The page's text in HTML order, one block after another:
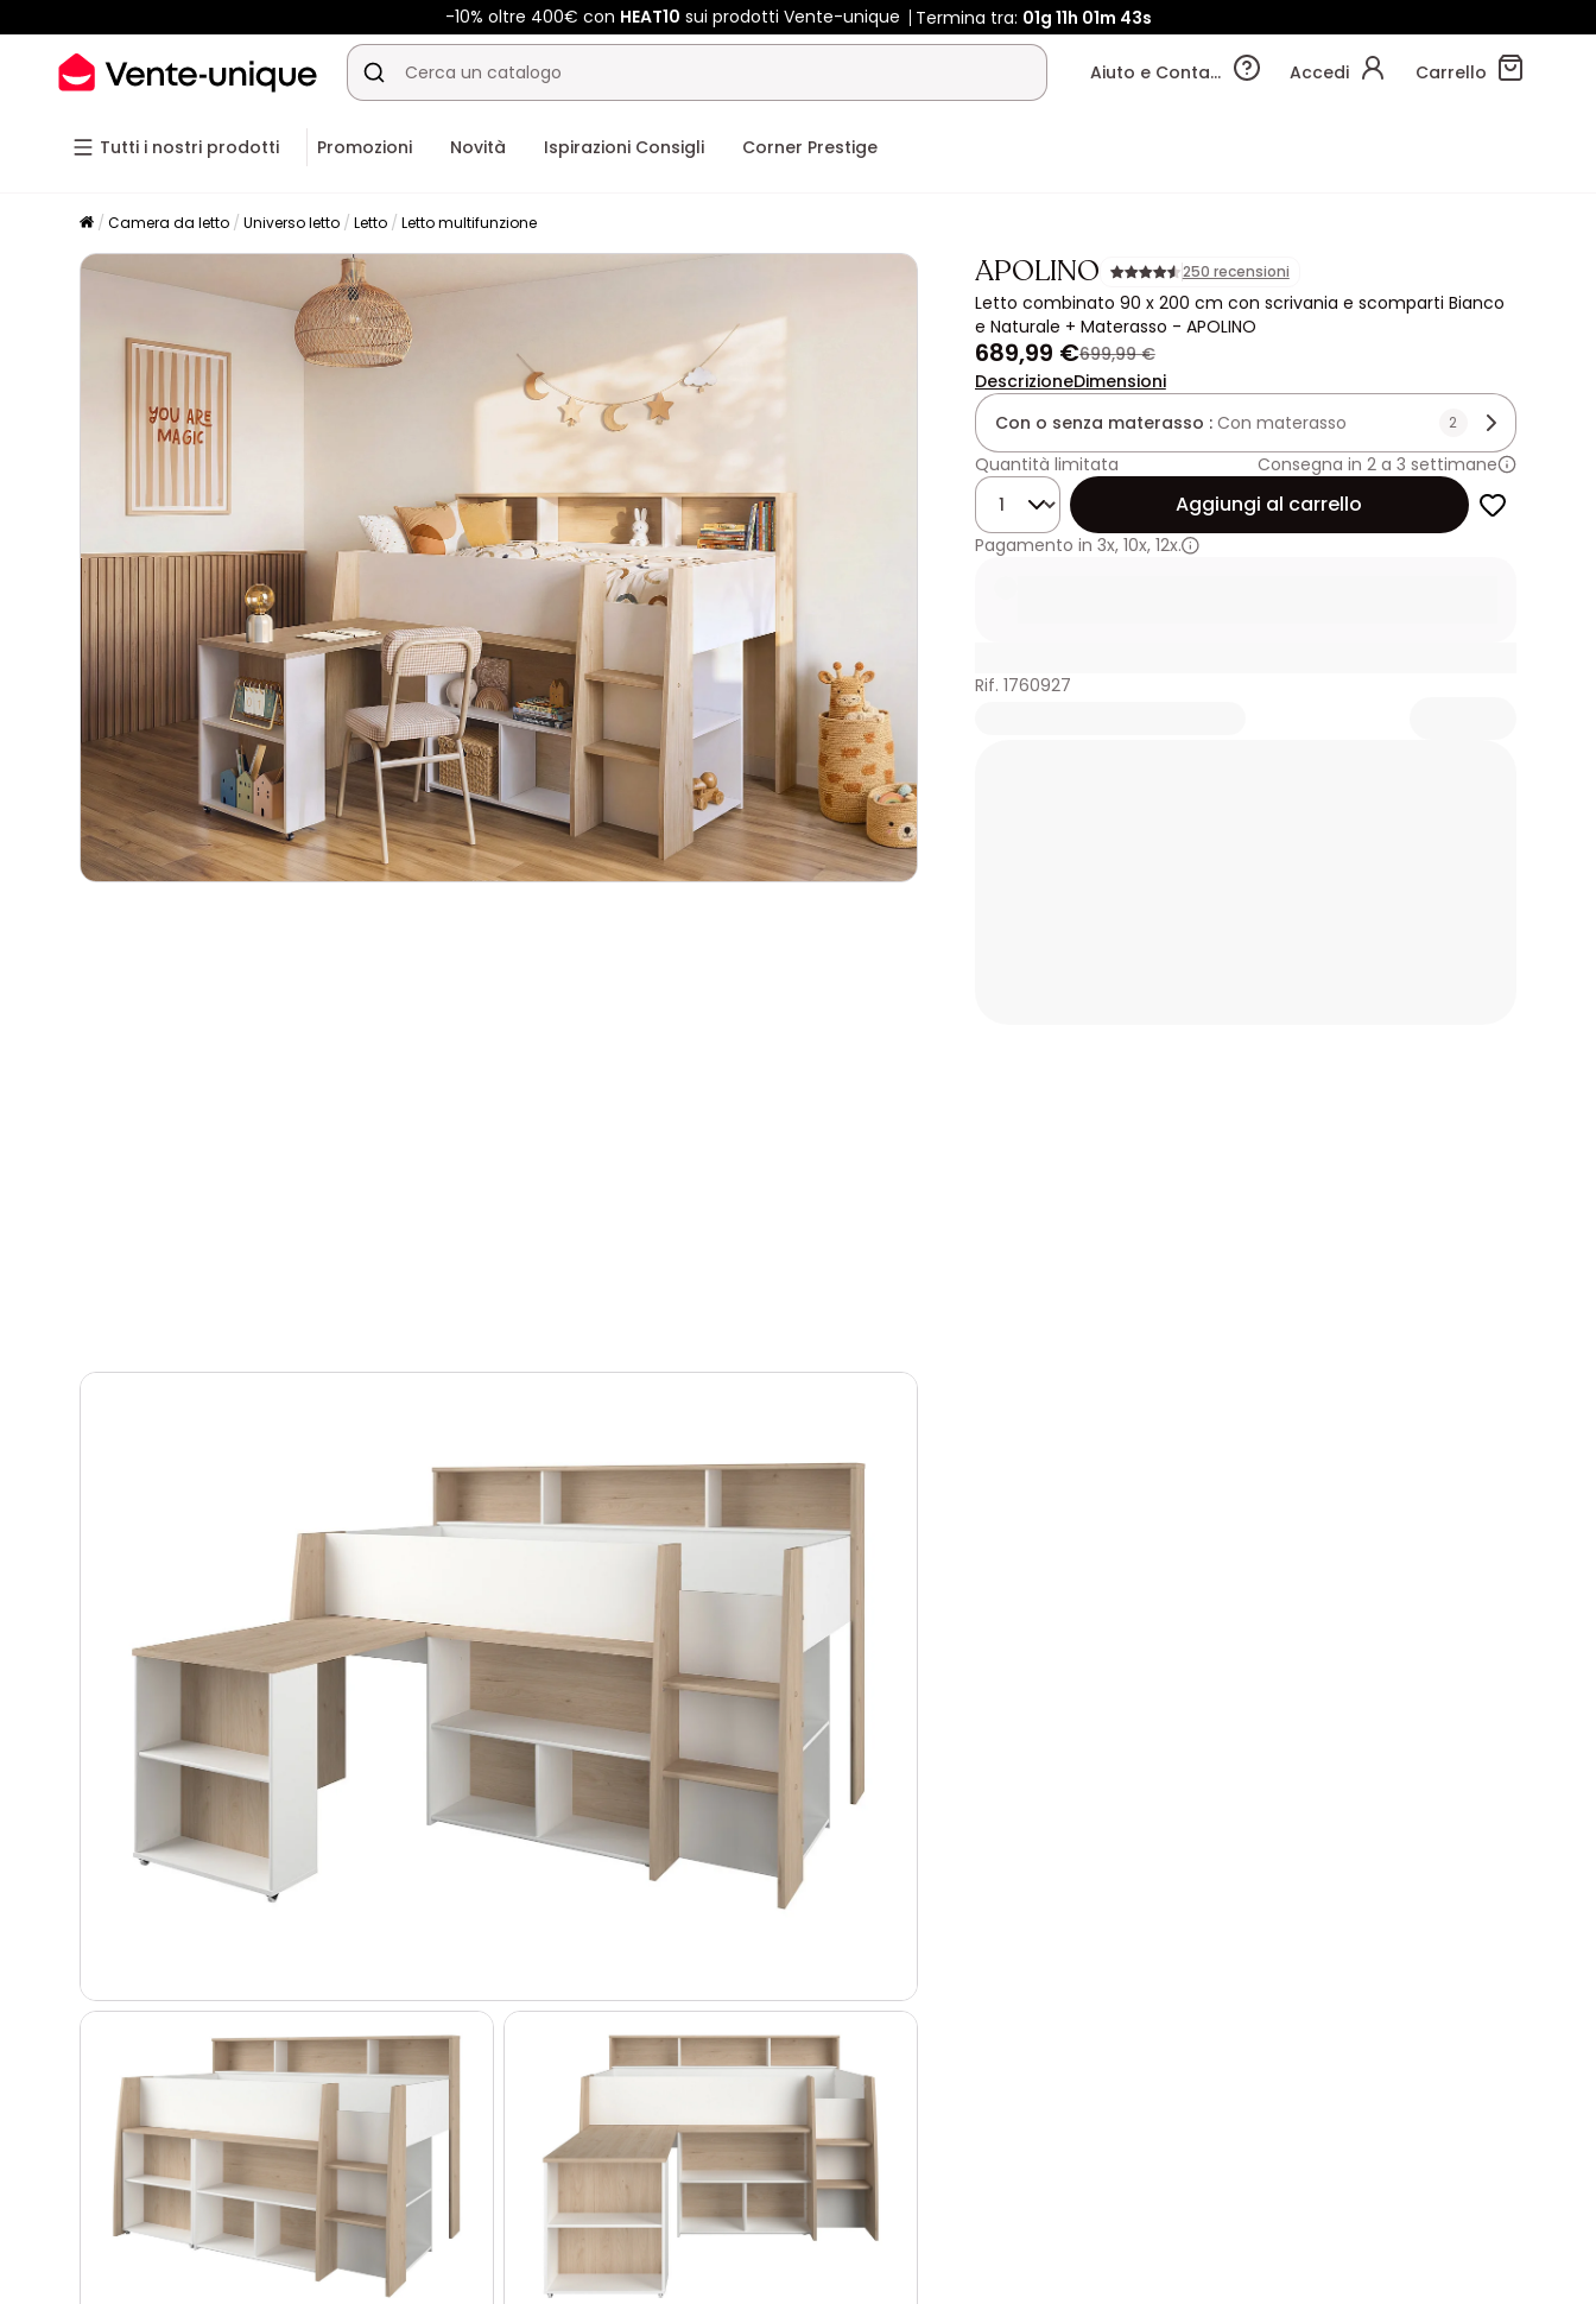
-10% oltre 400€ conHEAT10 sui prodotti Vente-unique Termina tra:01g 11h 01m 41s
Aiuto e Contatti Accedi Carrello
Tutti i nostri prodotti Promozioni Novità Ispirazioni Consigli Corner Prestige
Camera da letto Universo letto Letto Letto multifunzione
APOLINO 250 recensioni
Letto combinato 90 x 200 cm con scrivania e scomparti Bianco
e Naturale + Materasso - APOLINO
689,99 €699,99 €
DescrizioneDimensioni
Con o senza materasso : Con materasso 2
Quantità limitata
Consegna in 2 a 3 settimane
Quantità
Aggiungi al carrello
Pagamento in 3x, 10x, 12x.
Rif. 1760927